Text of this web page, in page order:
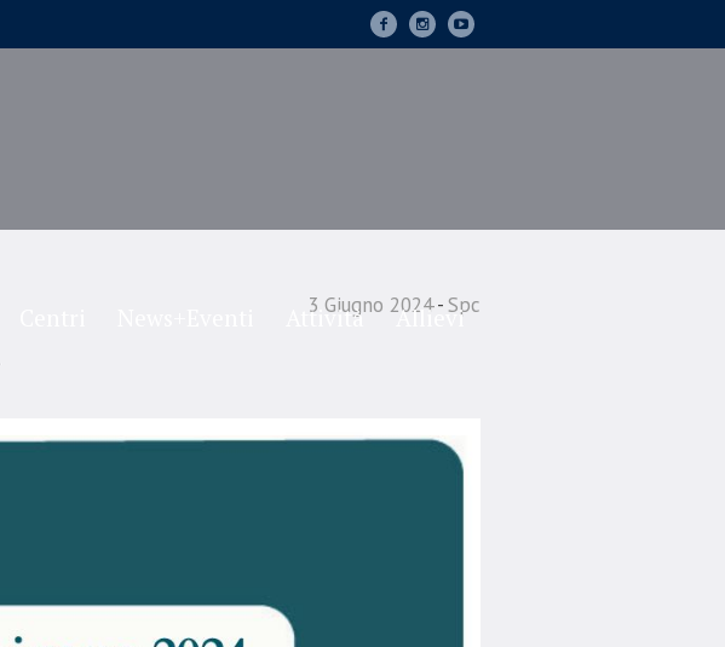
Attività Allievi
3 Giugno 2024 Spc